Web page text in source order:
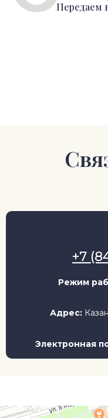
Передаем
+7
Режим
Адрес:
Электронная